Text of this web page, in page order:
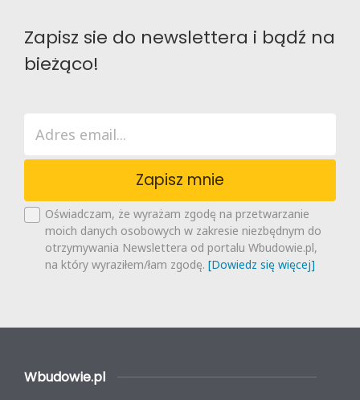
Zapisz sie do newslettera i bądź na
bieżąco!
Zapisz mnie
Oświadczam, że wyrażam zgodę na przetwarzanie
moich danych osobowych w zakresie niezbędnym do
otrzymywania Newslettera od portalu Wbudowie.pl,
na który wyraziłem/łam zgodę. [Dowiedz się więcej]
Wbudowie.pl